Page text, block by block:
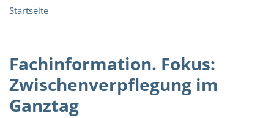
Pfadnavigation
Startseite
Fachinformation. Fokus:
Zwischenverpflegung im
Ganztag